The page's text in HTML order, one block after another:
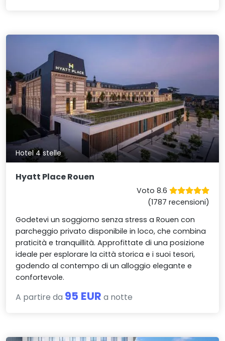
Hotel 4 stelle
Hyatt Place Rouen
Voto 8.6
(1787 recensioni)
Godetevi un soggiorno senza stress a Rouen con
parcheggio privato disponibile in loco, che combina
praticità e tranquillità. Approfittate di una posizione
ideale per esplorare la città storica e i suoi tesori,
godendo al contempo di un alloggio elegante e
confortevole.
A partire da 95 EUR a notte